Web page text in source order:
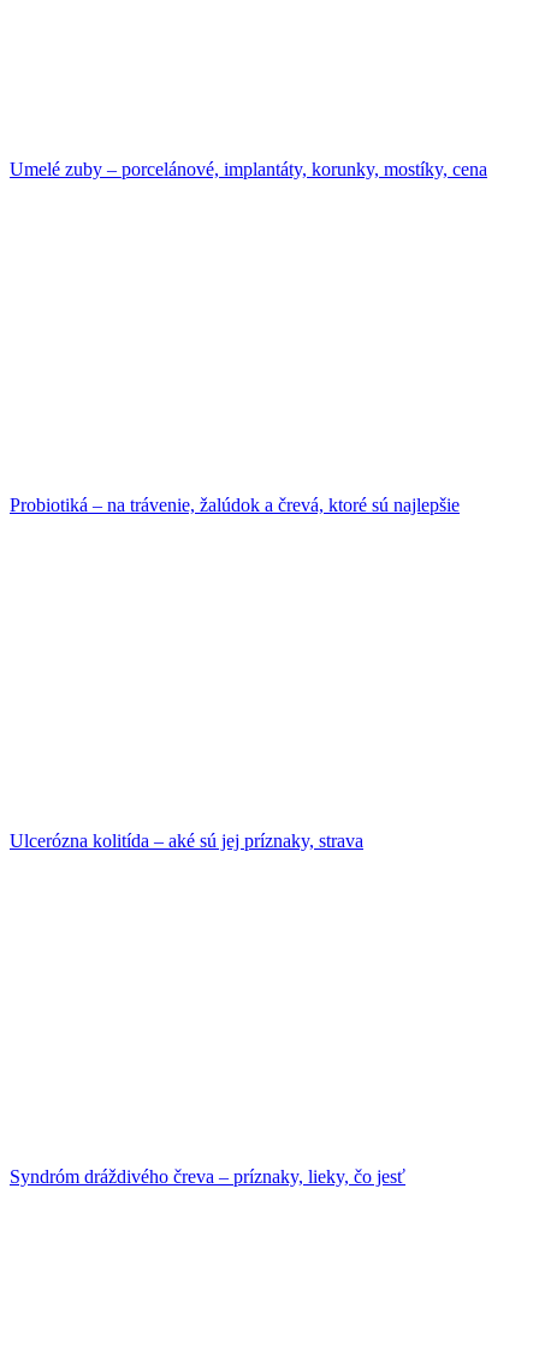
Umelé zuby – porcelánové, implantáty, korunky, mostíky, cena
Probiotiká – na trávenie, žalúdok a črevá, ktoré sú najlepšie
Ulcerózna kolitída – aké sú jej príznaky, strava
Syndróm dráždivého čreva – príznaky, lieky, čo jesť